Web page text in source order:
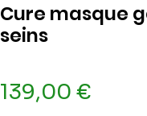
Cure masque
seins
139,00 €